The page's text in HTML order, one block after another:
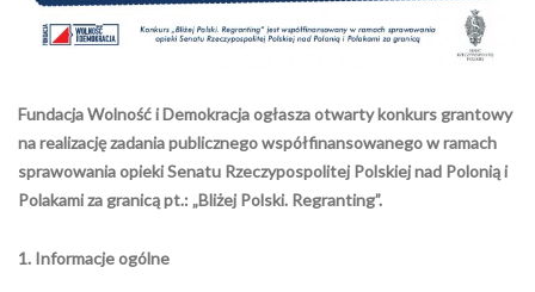
Fundacja Wolność i Demokracja ogłasza otwarty konkurs grantowy
na realizację zadania publicznego współfinansowanego w ramach
sprawowania opieki Senatu Rzeczypospolitej Polskiej nad Polonią i
Polakami za granicą pt.: „Bliżej Polski. Regranting”.
1. Informacje ogólne